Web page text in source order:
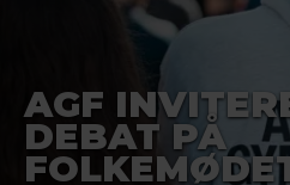
AGF
DEBAT PÅ